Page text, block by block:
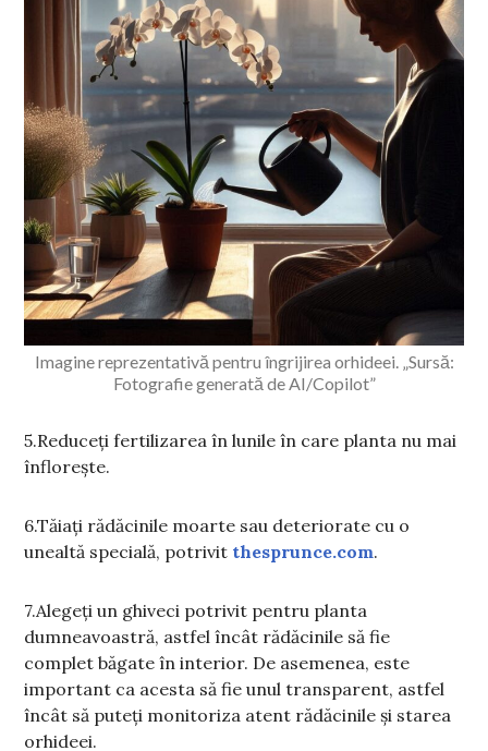
Imagine reprezentativă pentru îngrijirea orhideei. „Sursă:
Fotografie generată de AI/Copilot”
5.Reduceți fertilizarea în lunile în care planta nu mai
înflorește.
6.Tăiați rădăcinile moarte sau deteriorate cu o
unealtă specială, potrivit thesprunce.com.
7.Alegeți un ghiveci potrivit pentru planta
dumneavoastră, astfel încât rădăcinile să fie
complet băgate în interior. De asemenea, este
important ca acesta să fie unul transparent, astfel
încât să puteți monitoriza atent rădăcinile și starea
orhideei.